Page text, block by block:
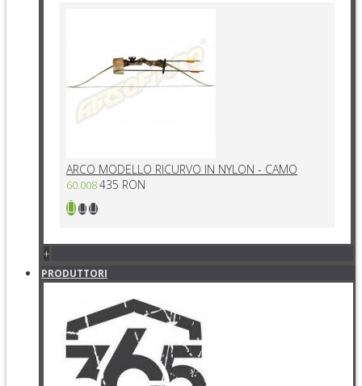
ARCO MODELLO RICURVO IN NYLON - CAMO
60.008435 RON
+
PRODUTTORI